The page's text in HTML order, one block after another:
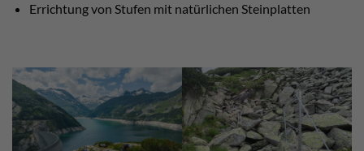
Errichtung von Stufen mit natürlichen Steinplatten